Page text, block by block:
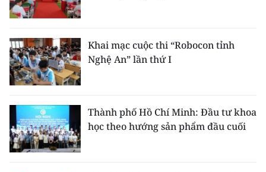
Khai mạc cuộc thi “Robocon tỉnh
Nghệ An” lần thứ I
Thành phố Hồ Chí Minh: Đầu tư khoa
học theo hướng sản phẩm đầu cuối